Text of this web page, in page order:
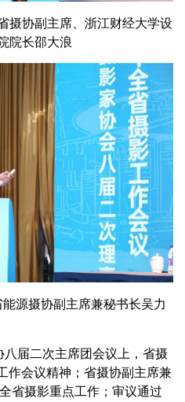
摄协副主席、浙江财经大学设
院长邵大浪
源摄协副主席兼秘书长吴力
届二次主席团会议上，省摄
作会议精神；省摄协副主席兼
省摄影重点工作；审议通过